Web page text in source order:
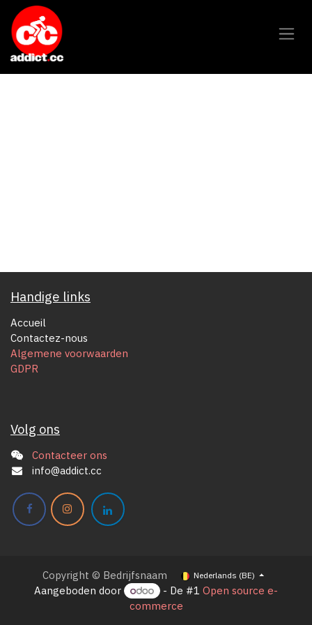
Overslaan naar inhoud
Handige links
Accueil
Contactez-nous
Algemene voorwaarden
GDPR
Volg ons
Contacteer ons
info@addict.cc
Copyright © Bedrijfsnaam Nederlands (BE)
Aangeboden door - De #1 Open source e-
commerce